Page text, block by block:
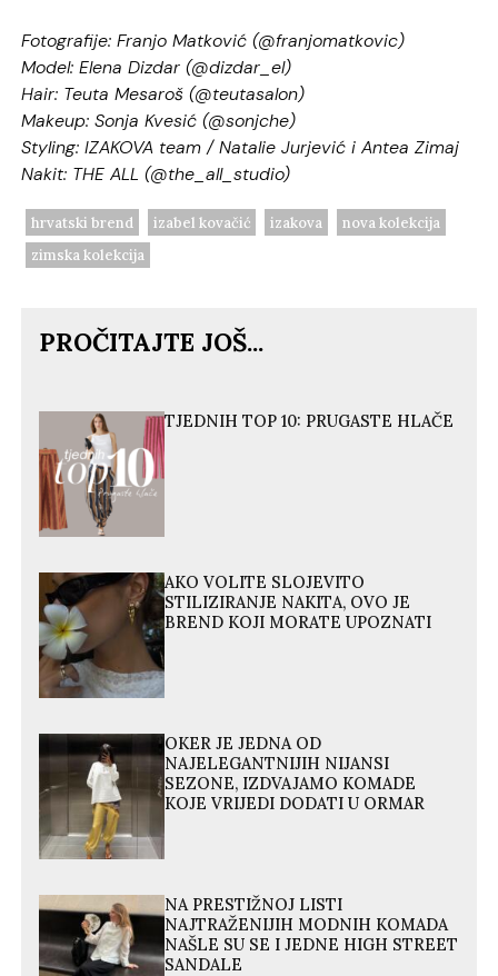
Fotografije: Franjo Matković (@franjomatkovic)
Model: Elena Dizdar (@dizdar_el)
Hair: Teuta Mesaroš (@teutasalon)
Makeup: Sonja Kvesić (@sonjche)
Styling: IZAKOVA team / Natalie Jurjević i Antea Zimaj
Nakit: THE ALL (@the_all_studio)
hrvatski brend izabel kovačić izakova
nova kolekcija
zimska kolekcija
PROČITAJTE JOŠ...
TJEDNIH TOP 10: PRUGASTE HLAČE
AKO VOLITE SLOJEVITO
STILIZIRANJE NAKITA, OVO JE
BREND KOJI MORATE UPOZNATI
OKER JE JEDNA OD
NAJELEGANTNIJIH NIJANSI
SEZONE, IZDVAJAMO KOMADE
KOJE VRIJEDI DODATI U ORMAR
NA PRESTIŽNOJ LISTI
NAJTRAŽENIJIH MODNIH KOMADA
NAŠLE SU SE I JEDNE HIGH STREET
SANDALE